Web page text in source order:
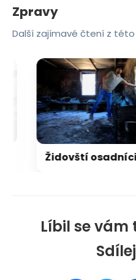
Líbil se vám
Zpravy
Další zajímavé čtení z